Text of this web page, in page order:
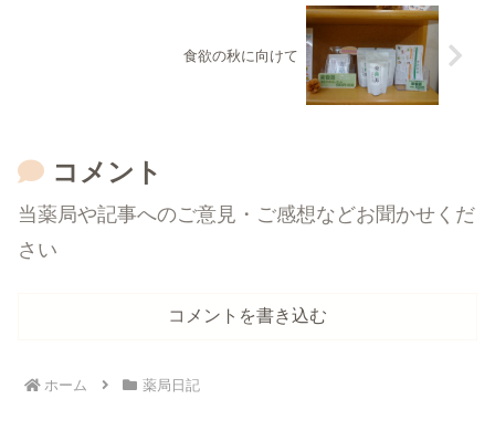
食欲の秋に向けて
コメント
当薬局や記事へのご意見・ご感想などお聞かせくだ
さい
コメントを書き込む
ホーム 薬局日記